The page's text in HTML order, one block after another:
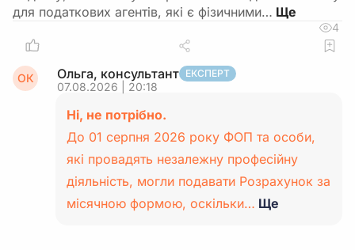
для податкових агентів, які є фізичними…
4
ОК Ольга, консультант ЕКСПЕРТ
07.08.2026 | 20:18
Ні, не потрібно.
До 01 серпня 2026 року ФОП та особи,
які провадять незалежну професійну
діяльність, могли подавати Розрахунок за
місячною формою, оскільки… Ще